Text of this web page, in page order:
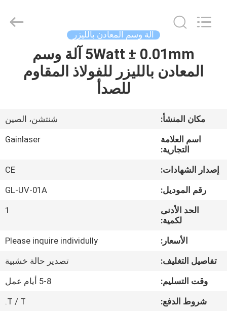
الصفحة
الرئيسية
معلومات
جولة
مراقبة
الجودة
اتصل
Technology
آلة وسم المعادن بالليزر
5Watt ± 0.01mm آلة وسم
المعادن بالليزر للفولاذ المقاوم
للصدأ
مكان المنشأ:
شنتشن، الصين
اسم العلامة
التجارية:
Gainlaser
إصدار الشهادات:
CE
رقم الموديل:
GL-UV-01A
الحد الأدنى
لكمية:
1
الأسعار:
Please inquire individully
تفاصيل التغليف:
تصدير حالة خشبية
وقت التسليم:
5-8 أيام عمل
شروط الدفع:
T / T.